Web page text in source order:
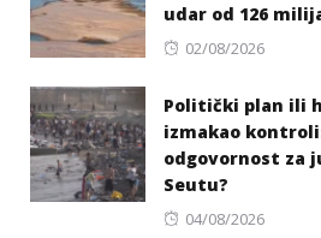
udar od 126
Posted
02/08/2026
Politički plan ili
izmakao
odgovornost za
Seutu?
Posted
04/08/2026